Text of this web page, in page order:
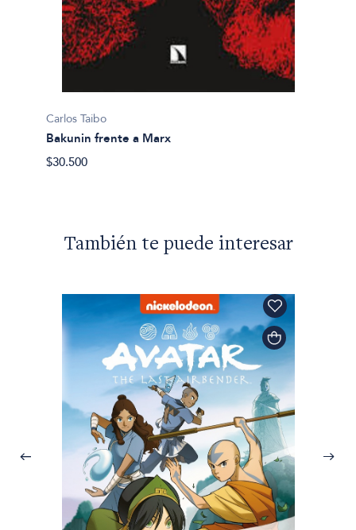
Carlos Taibo
Bakunin frente a Marx
$30.500
También te puede interesar